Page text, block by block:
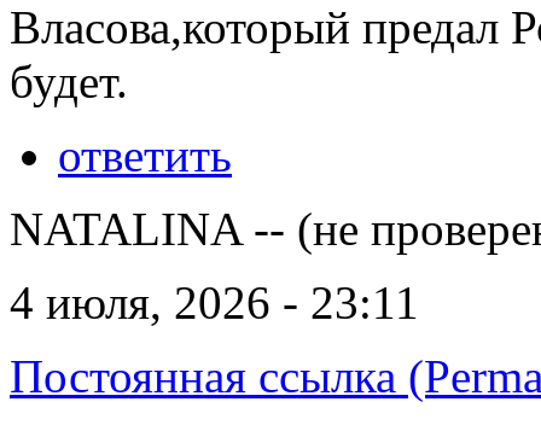
Власова,который
будет.
ответить
NATALINA -- (не
4 июля, 2026 - 23:11
Постоянная ссылка